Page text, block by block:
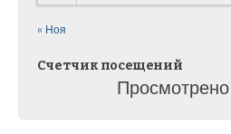
« Ноя
Счетчик посещений
Просмотрено